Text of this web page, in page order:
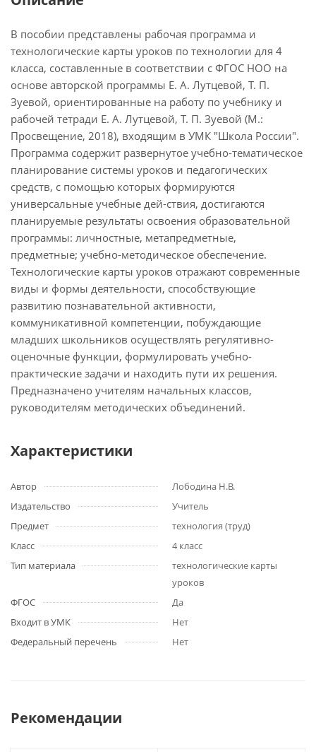
В пособии представлены рабочая программа и
технологические карты уроков по технологии для 4
класса, составленные в соответствии с ФГОС НОО на
основе авторской программы Е. А. Лутцевой, Т. П.
Зуевой, ориентированные на работу по учебнику и
рабочей тетради Е. А. Лутцевой, Т. П. Зуевой (М.:
Просвещение, 2018), входящим в УМК "Школа России".
Программа содержит развернутое учебно-тематическое
планирование системы уроков и педагогических
средств, с помощью которых формируются
универсальные учебные дей-ствия, достигаются
планируемые результаты освоения образовательной
программы: личностные, метапредметные,
предметные; учебно-методическое обеспечение.
Технологические карты уроков отражают современные
виды и формы деятельности, способствующие
развитию познавательной активности,
коммуникативной компетенции, побуждающие
младших школьников осуществлять регулятивно-
оценочные функции, формулировать учебно-
практические задачи и находить пути их решения.
Предназначено учителям начальных классов,
руководителям методических объединений.
Характеристики
Автор
Лободина Н.В.
Издательство
Учитель
Предмет
технология (труд)
Класс
4 класс
Тип материала
технологические карты
уроков
ФГОС
Да
Входит в УМК
Нет
Федеральный перечень
Нет
Рекомендации